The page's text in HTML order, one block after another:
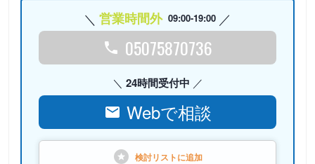
営業時間外 09:00-19:00
05075870736
24時間受付中
Webで相談
検討リストに追加